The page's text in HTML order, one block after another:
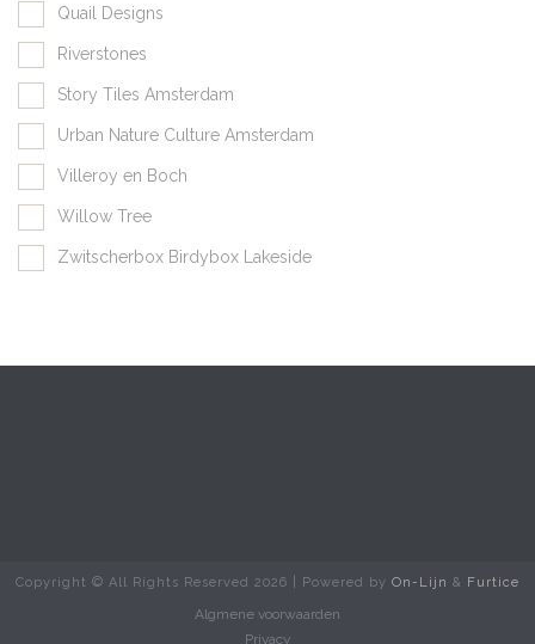
Quail Designs
Riverstones
Story Tiles Amsterdam
Urban Nature Culture Amsterdam
Villeroy en Boch
Willow Tree
Zwitscherbox Birdybox Lakeside
Copyright © All Rights Reserved 2026 | Powered by On-Lijn & Furtice
Algmene voorwaarden
Privacy